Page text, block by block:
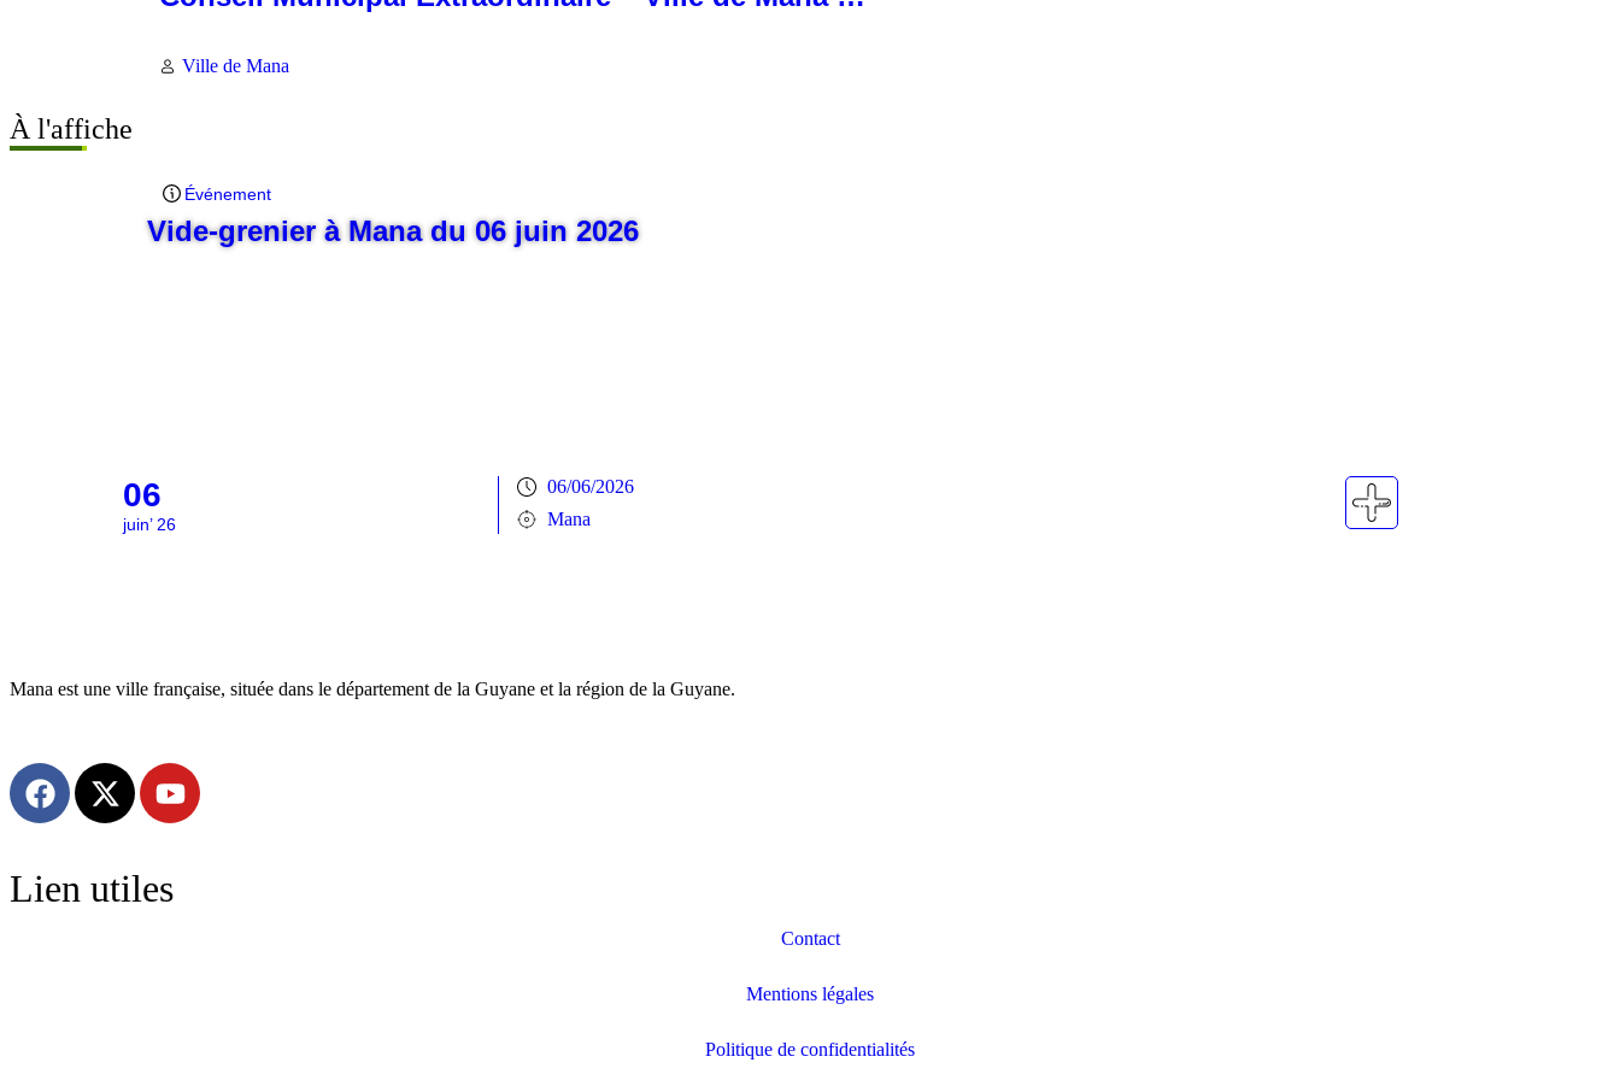
Ville de Mana
À l'affiche
Événement
Vide-grenier à Mana du 06 juin 2026
06
juin’ 26
06/06/2026
Mana
Mana est une ville française, située dans le département de la Guyane et la région de la Guyane.
Lien utiles
Contact
Mentions légales
Politique de confidentialités